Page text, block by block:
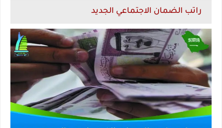
راتب الضمان الاجتماعي الجديد